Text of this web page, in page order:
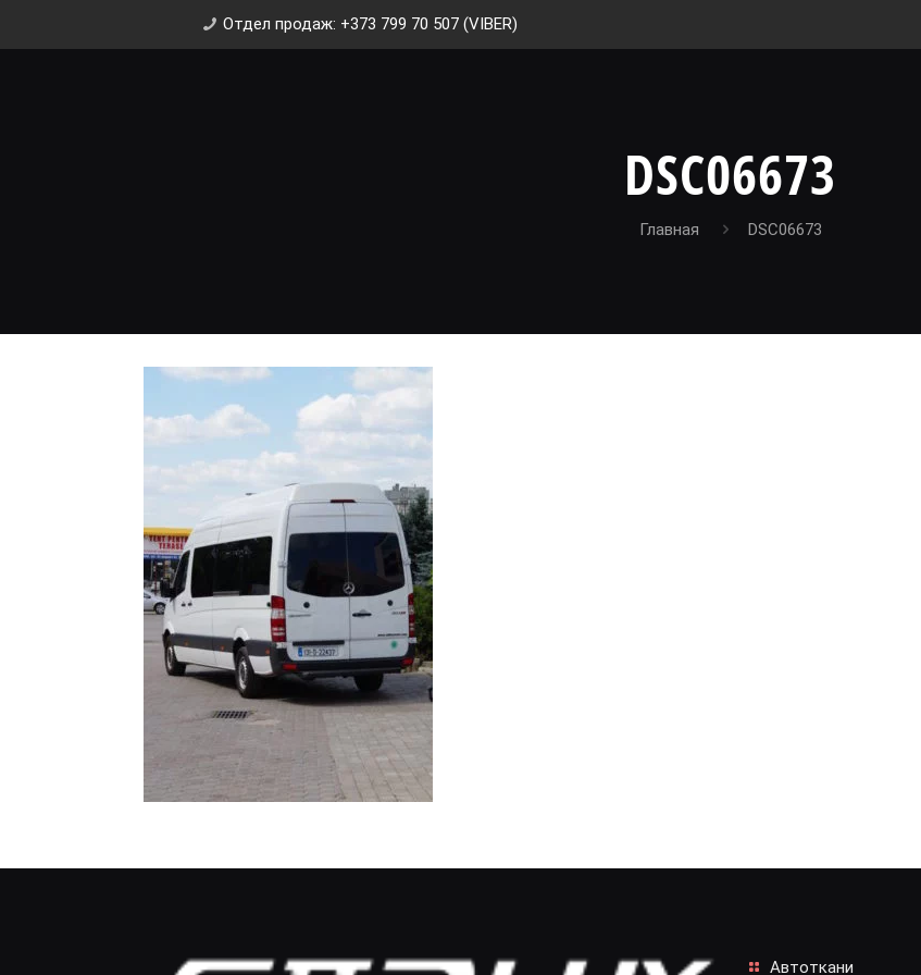
Отдел продаж: +373 799 70 507 (VIBER)
DSC06673
Главная DSC06673
Автоткани